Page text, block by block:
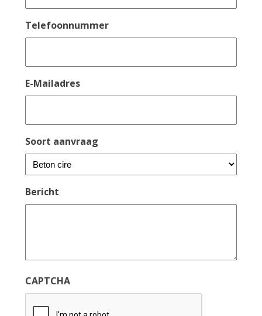
Telefoonnummer
E-Mailadres
Soort aanvraag
Bericht
CAPTCHA